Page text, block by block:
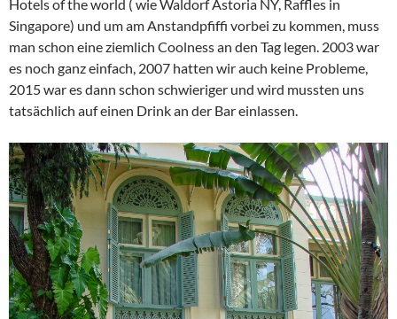
Hotels of the world ( wie Waldorf Astoria NY, Raffles in
Singapore) und um am Anstandpfiffi vorbei zu kommen, muss
man schon eine ziemlich Coolness an den Tag legen. 2003 war
es noch ganz einfach, 2007 hatten wir auch keine Probleme,
2015 war es dann schon schwieriger und wird mussten uns
tatsächlich auf einen Drink an der Bar einlassen.